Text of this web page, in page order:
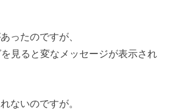
ったのですが、
見ると変なメッセージが表示され
ないのですが。